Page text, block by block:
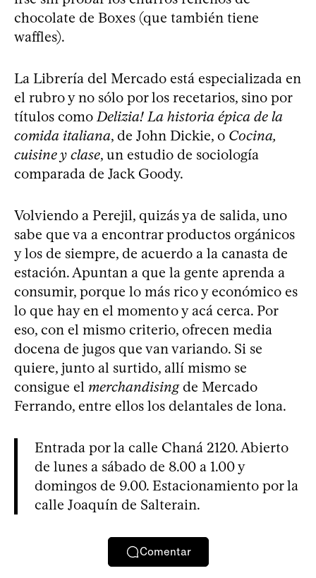
chocolate de Boxes (que también tiene
waffles).
La Librería del Mercado está especializada en
el rubro y no sólo por los recetarios, sino por
títulos como Delizia! La historia épica de la
comida italiana, de John Dickie, o Cocina,
cuisine y clase, un estudio de sociología
comparada de Jack Goody.
Volviendo a Perejil, quizás ya de salida, uno
sabe que va a encontrar productos orgánicos
y los de siempre, de acuerdo a la canasta de
estación. Apuntan a que la gente aprenda a
consumir, porque lo más rico y económico es
lo que hay en el momento y acá cerca. Por
eso, con el mismo criterio, ofrecen media
docena de jugos que van variando. Si se
quiere, junto al surtido, allí mismo se
consigue el merchandisingde Mercado
Ferrando, entre ellos los delantales de lona.
Entrada por la calle Chaná 2120. Abierto
de lunes a sábado de 8.00 a 1.00 y
domingos de 9.00. Estacionamiento por la
calle Joaquín de Salterain.
Comentar